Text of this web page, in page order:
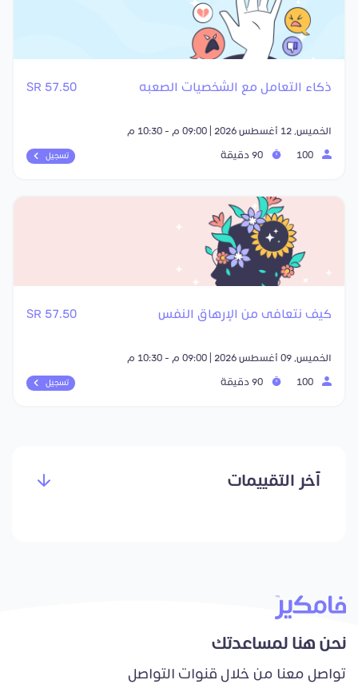
ذكاء التعامل مع الشخصيات الصعبه 57.50 SR
الخميس, 12 أغسطس 2026 | 09:00 م - 10:30 م
تسجيل
كيف نتعافى من الإرهاق النفس 57.50 SR
الخميس, 09 أغسطس 2026 | 09:00 م - 10:30 م
تسجيل
آخر التقييمات
نحن هنا لمساعدتك
تواصل معنا من خلال قنوات التواصل